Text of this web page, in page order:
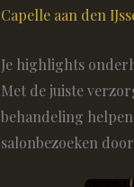
Capelle aan den
Je highlights
Met de juiste
behandeling
salonbezoeken